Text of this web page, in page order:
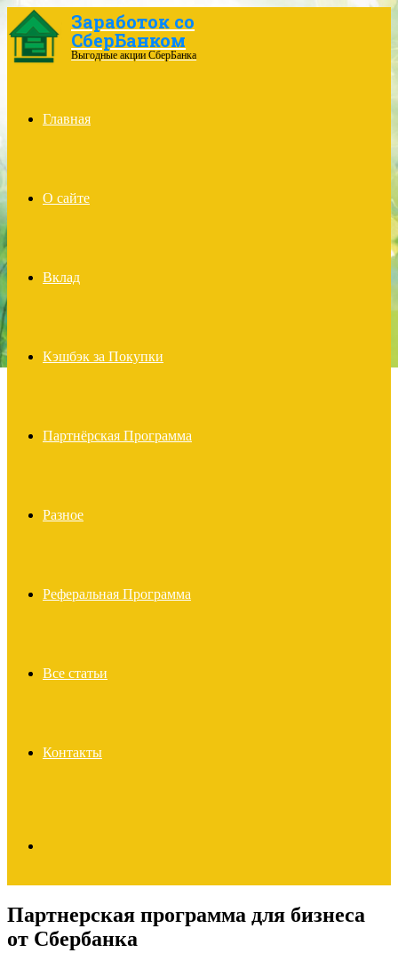
Menu
Заработок со
СберБанком
Выгодные акции СберБанка
Главная
О сайте
Вклад
Кэшбэк за Покупки
Партнёрская Программа
Разное
Реферальная Программа
Все статьи
Контакты
for
Партнерская программа для бизнеса
от Сбербанка